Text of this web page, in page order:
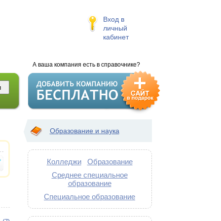
Вход в
личный
кабинет
А ваша компания есть в справочнике?
Образование и наука
Колледжи
Образование
Среднее специальное
образование
Специальное образование